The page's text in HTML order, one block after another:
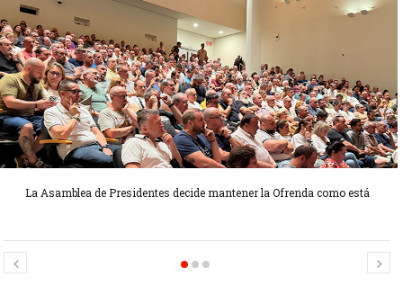
La Asamblea de Presidentes decide mantener la Ofrenda como está
Candidatas Preseleccionadas por el sector Olivereta
Candidatas Preseleccionadas por el sector Sector La Seu-La Xerea-El